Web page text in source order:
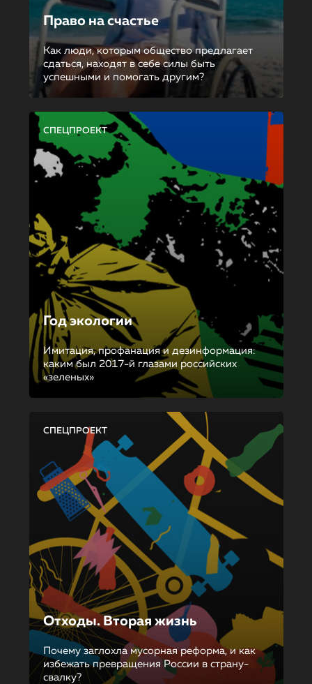
Право на счастье
Как люди, которым общество предлагает
сдаться, находят в себе силы быть
успешными и помогать другим?
СПЕЦПРОЕКТ
Год экологии
Имитация, профанация и дезинформация:
каким был 2017-й глазами российских
«зеленых»
СПЕЦПРОЕКТ
Отходы. Вторая жизнь
Почему заглохла мусорная реформа, и как
избежать превращения России в страну-
свалку?